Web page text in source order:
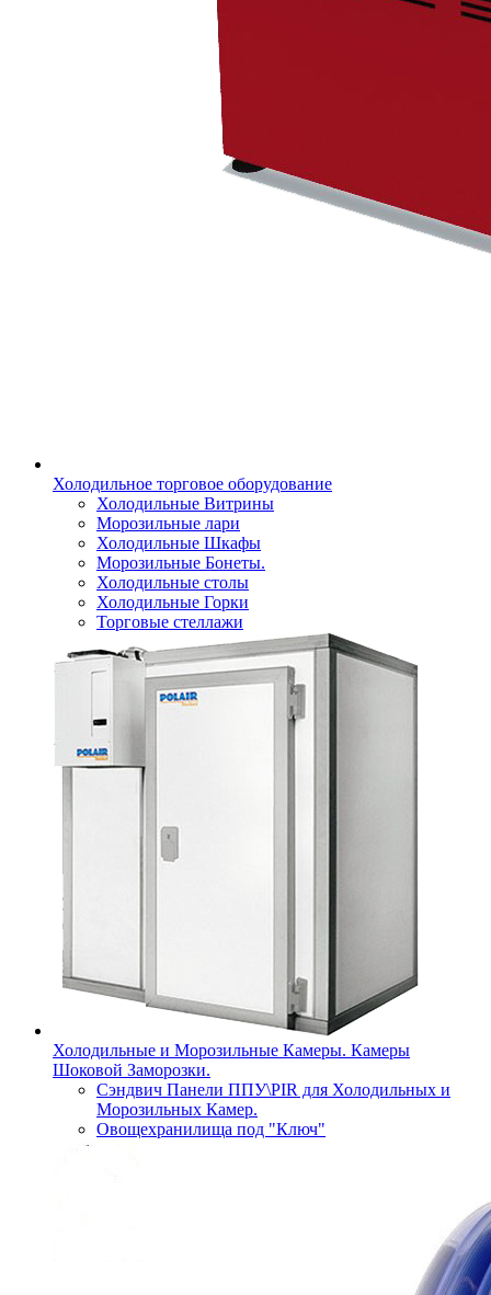
Холодильное торговое оборудование
Холодильные Витрины
Морозильные лари
Холодильные Шкафы
Морозильные Бонеты.
Холодильные столы
Холодильные Горки
Торговые стеллажи
Холодильные и Морозильные Камеры. Камеры
Шоковой Заморозки.
Сэндвич Панели ППУ\PIR для Холодильных и
Морозильных Камер.
Овощехранилища под "Ключ"